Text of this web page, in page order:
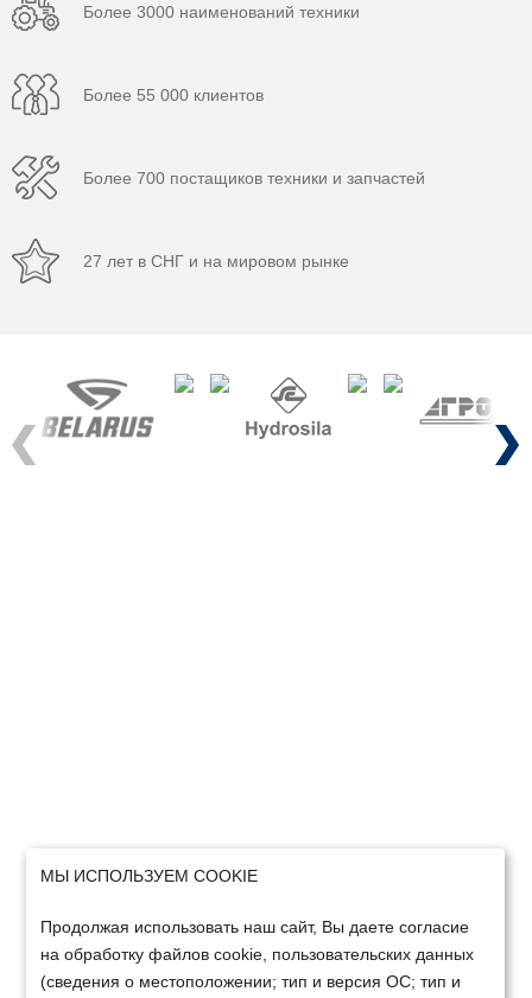
Более 3000 наименований техники
Более 55 000 клиентов
Более 700 постащиков техники и запчастей
27 лет в СНГ и на мировом рынке
Previous Next
МЫ ИСПОЛЬЗУЕМ COOKIE
Продолжая использовать наш сайт, Вы даете согласие
на обработку файлов cookie, пользовательских данных
(сведения о местоположении; тип и версия ОС; тип и